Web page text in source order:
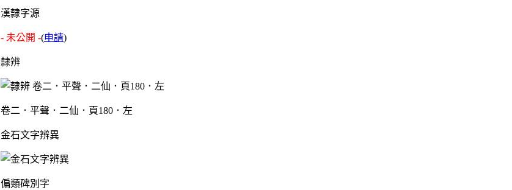
漢隸字源
- 未公開 -(申請)
隸辨
卷二．平聲．二仙．頁180．左
金石文字辨異
偏類碑別字